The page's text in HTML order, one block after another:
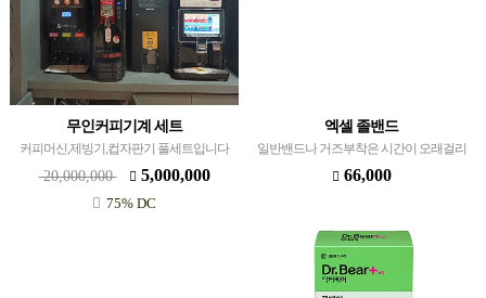
무인커피기계 세트
커피머신,제빙기,컵자판기 풀세트입니다
(2020년2월구매)
20,000,000 5,000,000
75% DC
엑셀 졸밴드
일반밴드나 거즈부착은 시간이 오래걸리
므로, 시간을 줄이고(20~30%시간절약), 2차
66,000